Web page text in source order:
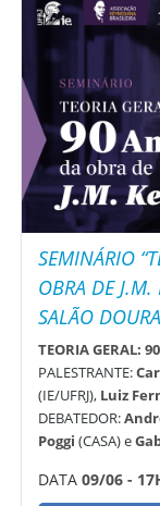
SEMINÁRIO
OBRA DE
SALÃO
TEORIA GERAL:
PALESTRANTE:
(IE/UFRJ), Luiz
DEBATEDOR:
Poggi (CASA) e
DATA09/06 -